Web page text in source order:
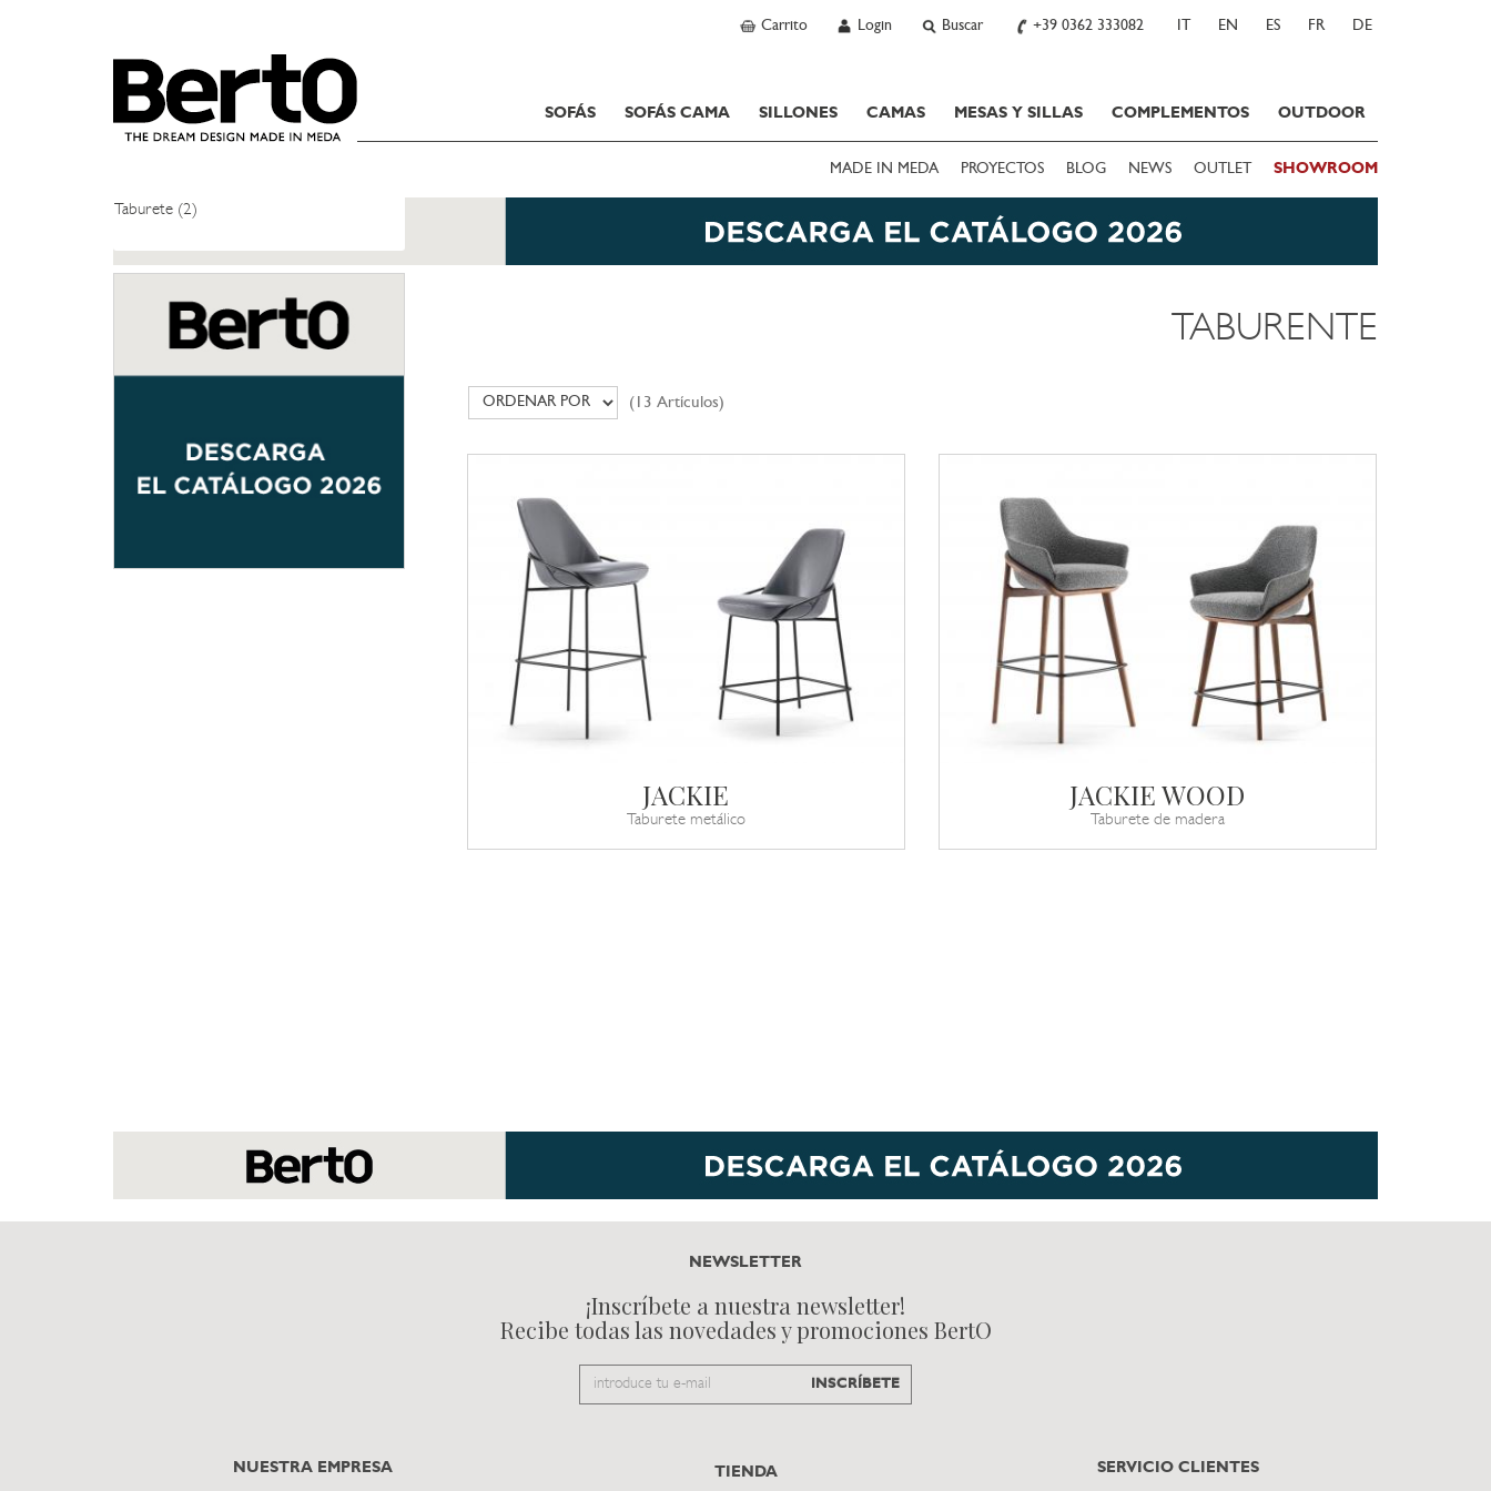
Carrito Login Buscar +39 0362 333082 IT EN ES FR DE
SOFÁS SOFÁS CAMA SILLONES CAMAS MESAS Y SILLAS COMPLEMENTOS OUTDOOR
MADE IN MEDA PROYECTOS BLOG NEWS OUTLET SHOWROOM
TABURENTE
MESAS Y SILLAS
Mesas (4)
Taburete (2)
(13 Artículos)
JACKIE
Taburete metálico
JACKIE WOOD
Taburete de madera
NEWSLETTER
¡Inscríbete a nuestra newsletter!
Recibe todas las novedades y promociones BertO
Email
INSCRÍBETE
NUESTRA EMPRESA TIENDA SERVICIO CLIENTES